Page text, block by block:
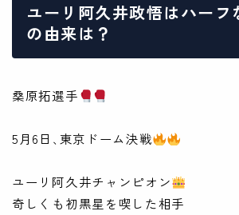
ユーリ阿久井政悟はハーフ
の由来は？
桑原拓選手
5月6日､東京ドーム決戦
ユーリ阿久井チャンピオン
奇しくも初黒星を喫した相手